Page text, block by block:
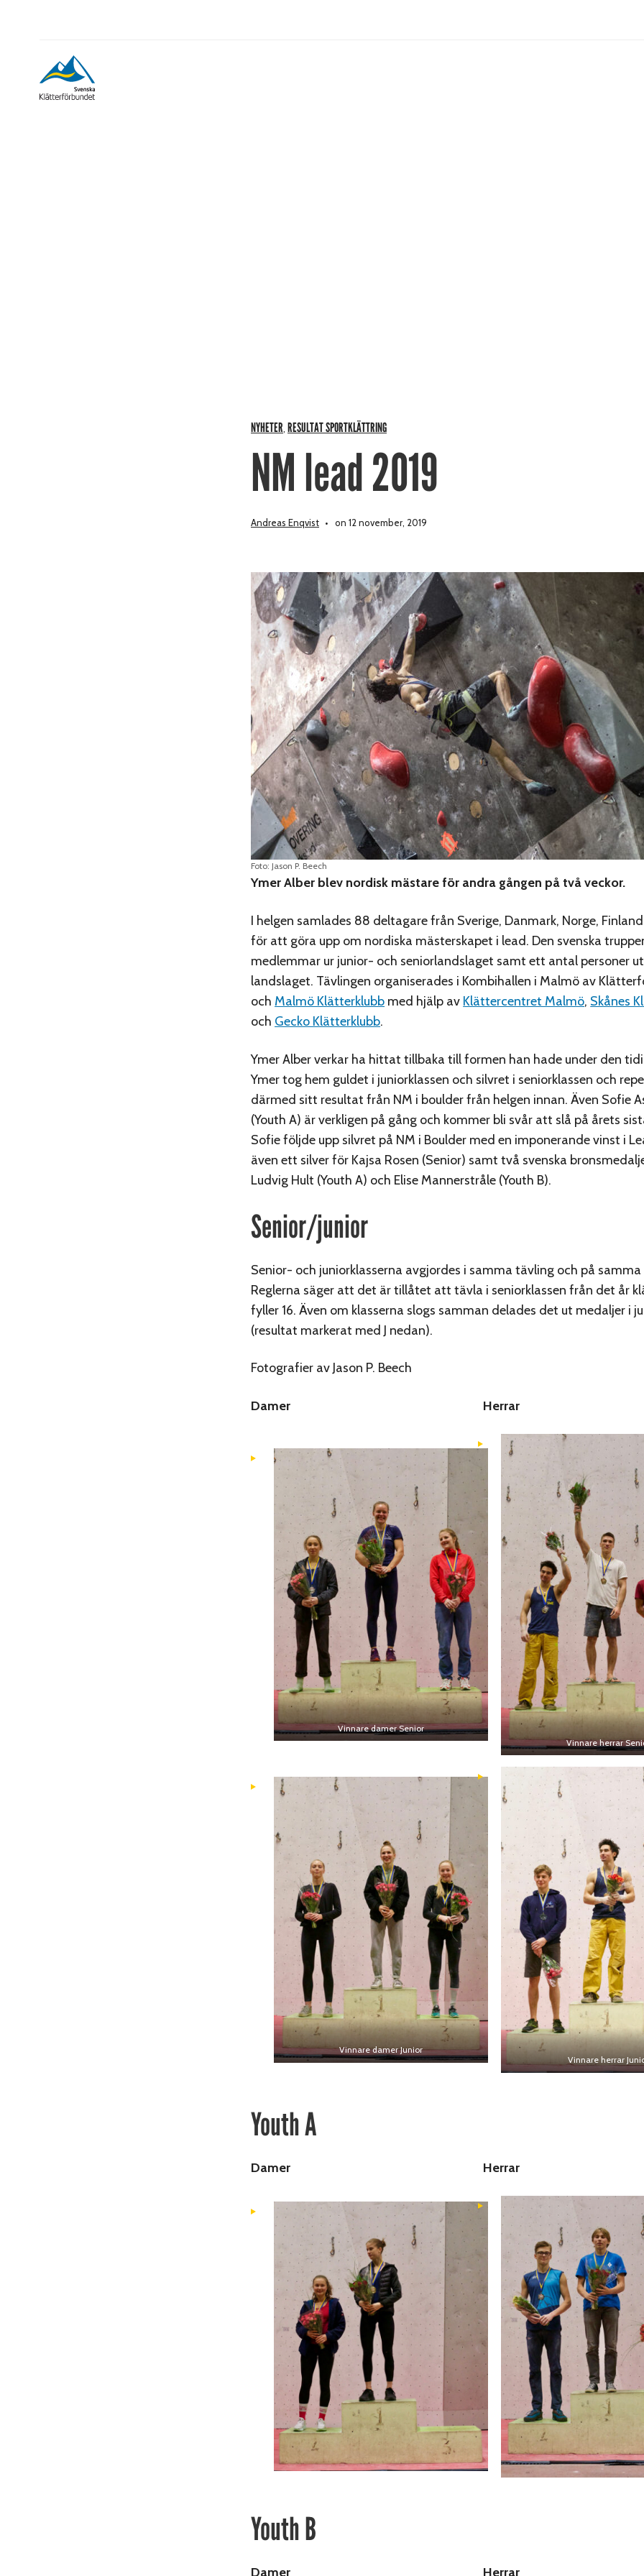
NYHETER, RESULTAT SPORTKLÄTTRING
NM lead 2019
Andreas Enqvist on 12 november, 2019
Foto: Jason P. Beech
Ymer Alber blev nordisk mästare för andra gången på två veckor.
I helgen samlades 88 deltagare från Sverige, Danmark, Norge,
för att göra upp om nordiska mästerskapet i lead. Den svenska
medlemmar ur junior- och seniorlandslaget samt ett antal personer
landslaget. Tävlingen organiserades i Kombihallen i Malmö av
och Malmö Klätterklubb med hjälp av Klättercentret Malmö, Skånes
och Gecko Klätterklubb.
Ymer Alber verkar ha hittat tillbaka till formen han hade under den
Ymer tog hem guldet i juniorklassen och silvret i seniorklassen och
därmed sitt resultat från NM i boulder från helgen innan. Även Sofie
(Youth A) är verkligen på gång och kommer bli svår att slå på årets
Sofie följde upp silvret på NM i Boulder med en imponerande vinst i
även ett silver för Kajsa Rosen (Senior) samt två svenska
Ludvig Hult (Youth A) och Elise Mannerstråle (Youth B).
Senior/junior
Senior- och juniorklasserna avgjordes i samma tävling och på samma
Reglerna säger att det är tillåtet att tävla i seniorklassen från det år
fyller 16. Även om klasserna slogs samman delades det ut medaljer i
(resultat markerat med J nedan).
Fotografier av Jason P. Beech
Damer Herrar
Vinnare damer Senior
Vinnare herrar
Vinnare damer Junior
Vinnare herrar
Youth A
Damer Herrar
Youth B
Damer Herrar